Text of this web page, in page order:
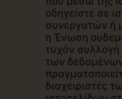
οδηγείστε σε
συνεργατών ή
η Ένωση
τυχόν συλλογή
των
διαχειριστές